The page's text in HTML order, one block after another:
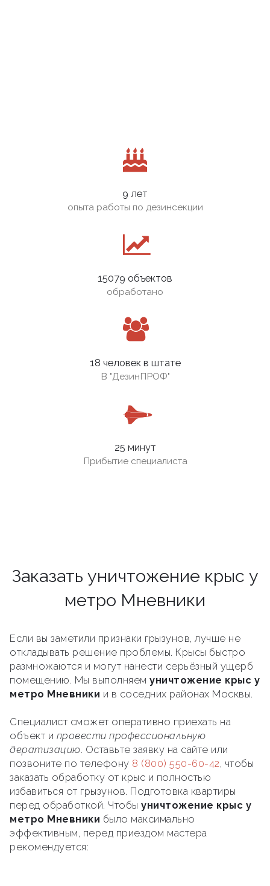
9 лет
опыта работы по дезинсекции
15079 объектов
обработано
18 человек в штате
В "ДезинПРОФ"
25 минут
Прибытие специалиста
Заказать уничтожение крыс у
метро Мневники
Если вы заметили признаки грызунов, лучше не
откладывать решение проблемы. Крысы быстро
размножаются и могут нанести серьёзный ущерб
помещению. Мы выполняем уничтожение крыс у
метро Мневники и в соседних районах Москвы.
Специалист сможет оперативно приехать на
объект и провести профессиональную
дератизацию. Оставьте заявку на сайте или
позвоните по телефону 8 (800) 550-60-42, чтобы
заказать обработку от крыс и полностью
избавиться от грызунов. Подготовка квартиры
перед обработкой. Чтобы уничтожение крыс у
метро Мневники было максимально
эффективным, перед приездом мастера
рекомендуется: